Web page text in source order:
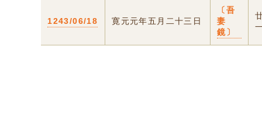
1243/06/18 寛元元年五月二十三日
〔吾
妻
鏡〕